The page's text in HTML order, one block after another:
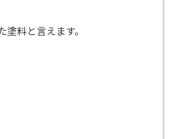
料と言えます。